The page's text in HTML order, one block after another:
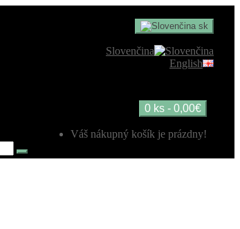
sk
Slovenčina
English
0 ks - 0,00€
Váš nákupný košík je prázdny!